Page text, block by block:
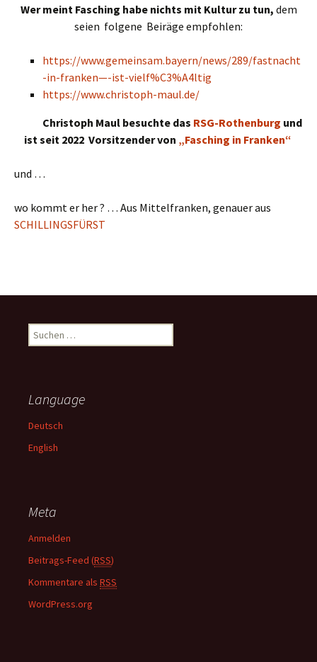
Wer meint Fasching habe nichts mit Kultur zu tun, dem
seien folgene Beiräge empfohlen:
https://www.gemeinsam.bayern/news/289/fastnacht
-in-franken—-ist-vielf%C3%A4ltig
https://www.christoph-maul.de/
Christoph Maul besuchte das RSG-Rothenburg und
ist seit 2022 Vorsitzender von „Fasching in Franken“
und …
wo kommt er her ? … Aus Mittelfranken, genauer aus
SCHILLINGSFÜRST
u
n
n
c
Language
Deutsch
English
Meta
Anmelden
Beitrags-Feed (RSS)
Kommentare als RSS
WordPress.org